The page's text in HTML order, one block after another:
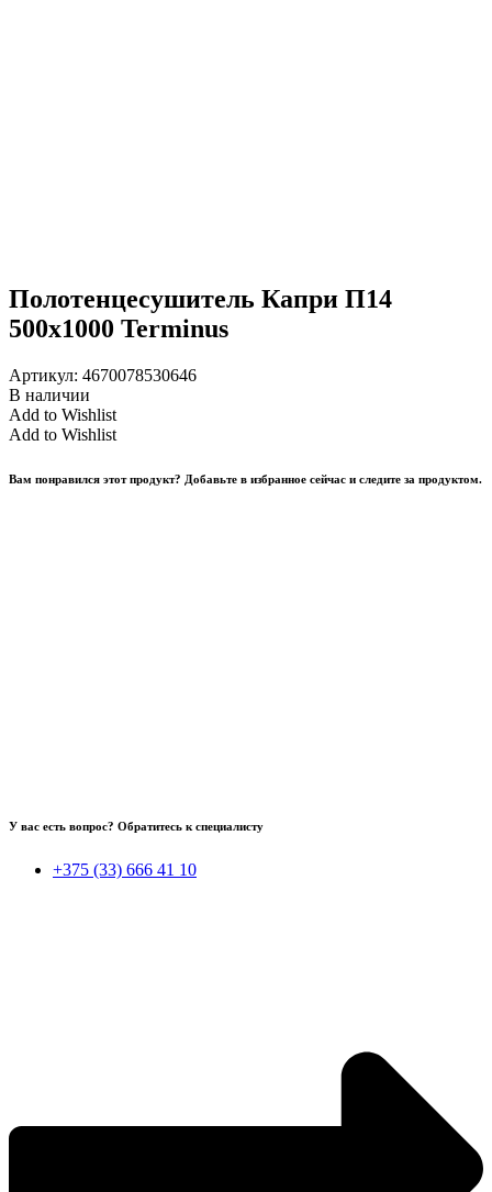
Полотенцесушитель Капри П14
500х1000 Terminus
Артикул: 4670078530646
В наличии
Add to Wishlist
Add to Wishlist
Вам понравился этот продукт? Добавьте в избранное сейчас и следите за продуктом.
У вас есть вопрос? Обратитесь к специалисту
+375 (33) 666 41 10